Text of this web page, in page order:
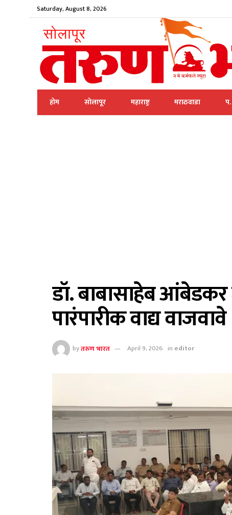
Saturday, August 8, 2026
होम सोलापूर महाराष्ट्र मराठवाडा प.
डॉ. बाबासाहेब
पारंपारीक वाद्य वाजवावे
byतरुण भारत April 9, 2026 in editor